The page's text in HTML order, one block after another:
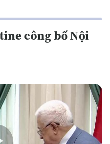
công bố Nội